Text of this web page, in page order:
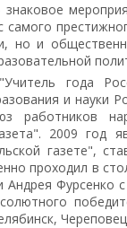
самого
но и
"Учитель года
и науки
работников
2009 год
газете",
проходил в
Андрея Фурсенко